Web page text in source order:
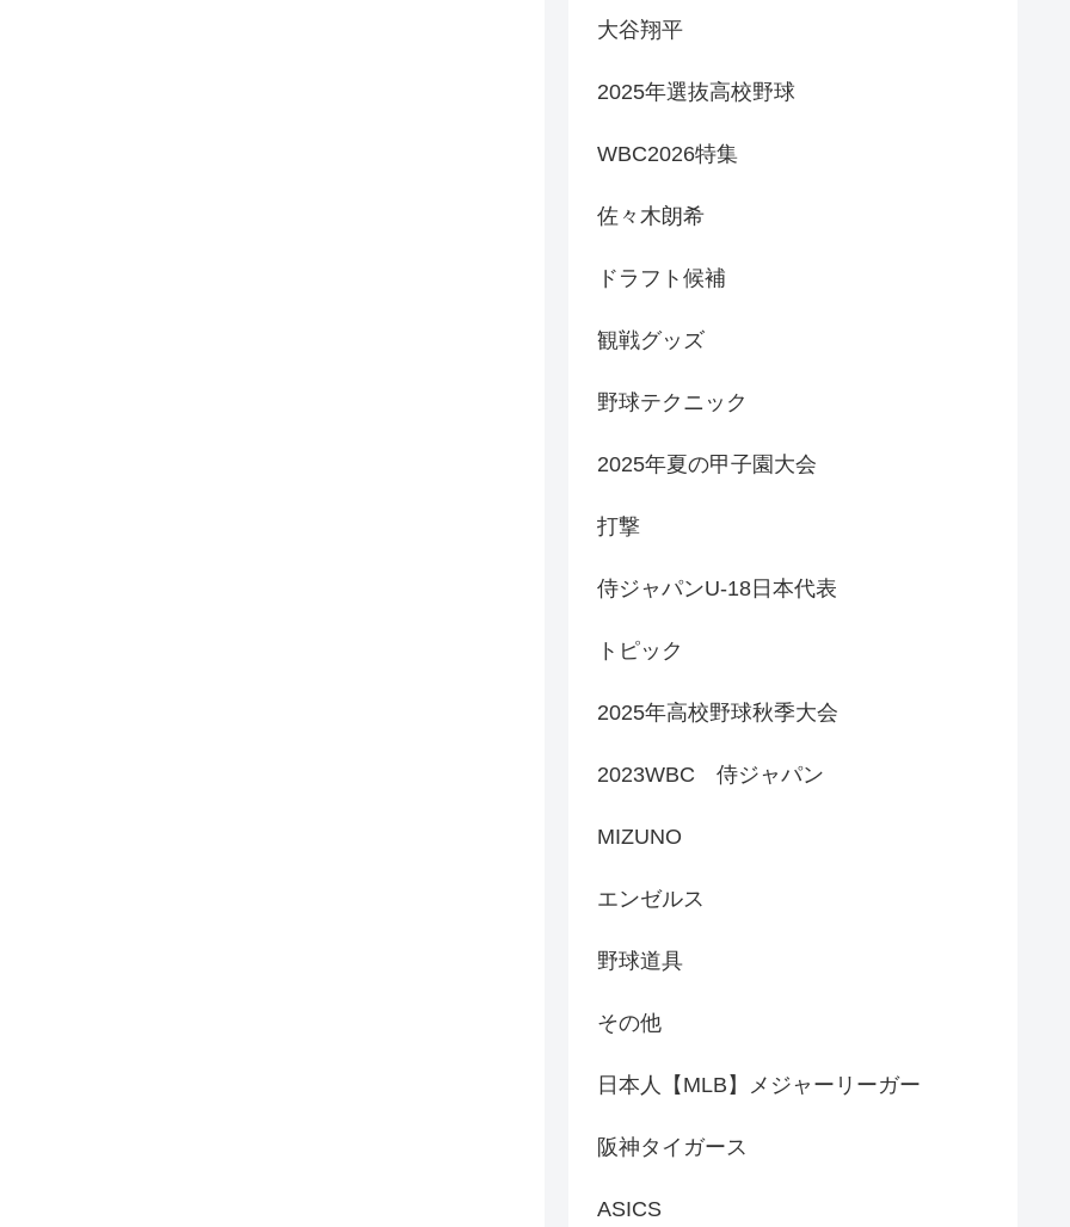
大谷翔平
2025年選抜高校野球
WBC2026特集
佐々木朗希
ドラフト候補
観戦グッズ
野球テクニック
2025年夏の甲子園大会
打撃
侍ジャパンU-18日本代表
トピック
2025年高校野球秋季大会
2023WBC 侍ジャパン
MIZUNO
エンゼルス
野球道具
その他
日本人【MLB】メジャーリーガー
阪神タイガース
ASICS